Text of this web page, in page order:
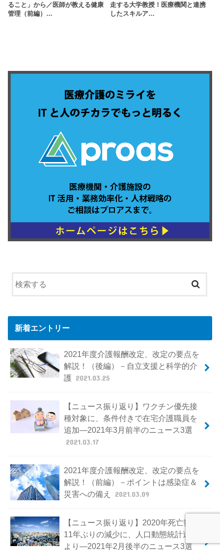
ること」から／医師が教える健康
管理（前編）…
走する大学教授！医療機関と連携
したスキルア…
新着エントリー
2021年度介護報酬改定、改定の要点を
解説！（後編）－自立支援と科学的介
護 2021.03.25
【ニュース振り返り】ワクチン優先接
種対象に、条件付きで在宅介護職員を
追加―2021年3月前半のニュース3選
2021.03.17
2021年度介護報酬改定、改定の要点を
解説！（前編）－ポイントは感染症＆
災害への備え
2021.03.09
【ニュース振り返り】2020年死亡数、
11年ぶりの減少に、人口動態統計速報
より―2021年2月後半のニュース3選